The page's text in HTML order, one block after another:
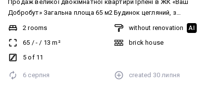
Продаж великої двокімнатної квартири Ірпені в ЖК «Ваш
Добробут» Загальна площа 65 м2 Будинок цегляний, з
індивідуальним газовим опаленням. Встановлені батареї,
розводка води+каналізації, стяжка підлоги. Розташована на 5
поверсі Зараз ведуться активні роботи з встановлення ліфтів
та обладнання газового опалення. Право власності оформлене
Планування: Роздільна. Санвузол: Суміжний. Система опалення:
2 rooms
65 / - / 13 m²
5 of 11
without renovation AI
brick house
6 серпня created 30 липня